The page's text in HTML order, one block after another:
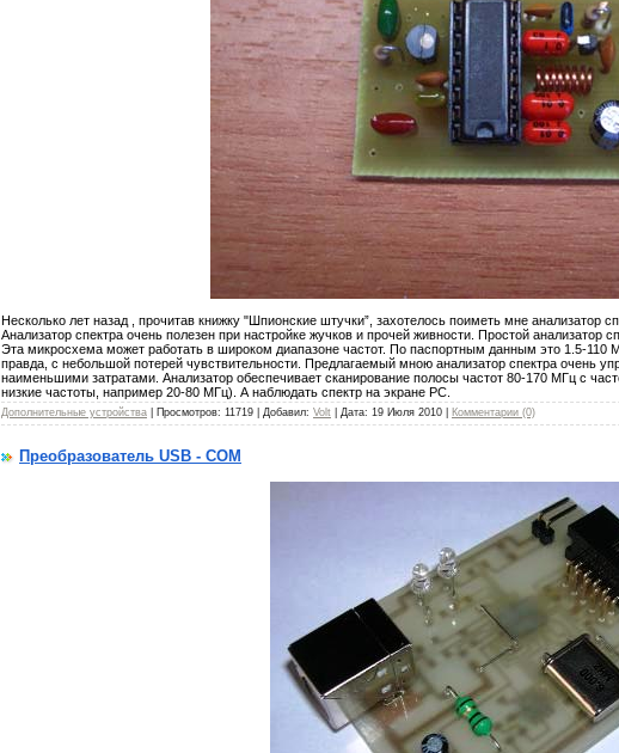
Несколько лет назад , прочитав книжку "Шпионские штучки”, захотелось поиметь мне анализатор
Анализатор спектра очень полезен при настройке жучков и прочей живности. Простой анализатор
Эта микросхема может работать в широком диапазоне частот. По паспортным данным это 1.5-110
правда, с небольшой потерей чувствительности. Предлагаемый мною анализатор спектра очень
наименьшими затратами. Анализатор обеспечивает сканирование полосы частот 80-170 МГц с
низкие частоты, например 20-80 МГц). А наблюдать спектр на экране РС.
Дополнительные устройства | Просмотров: 11719 | Добавил: Volt | Дата: 19 Июля 2010 Комментарии (0)
Преобразователь USB - COM